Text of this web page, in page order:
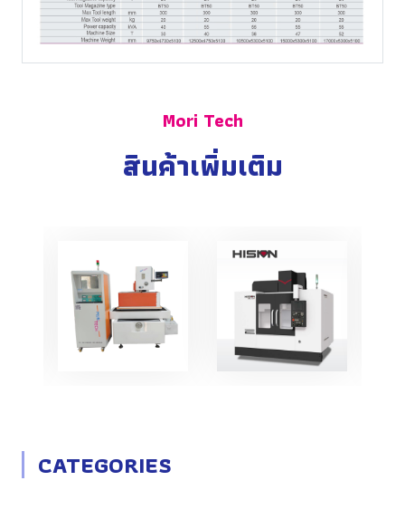
CATEGORIES
Mori Tech
สินค้าเพิ่มเติม